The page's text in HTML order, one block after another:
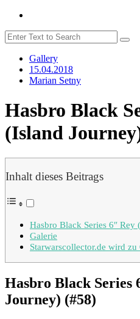
Gallery
15.04.2018
Marian Setny
Hasbro Black
(Island
Inhalt dieses Beitrags
Hasbro Black Series 6″
Galerie
Starwarscollector.de wird zu
Hasbro Black Series
Journey) (#58)